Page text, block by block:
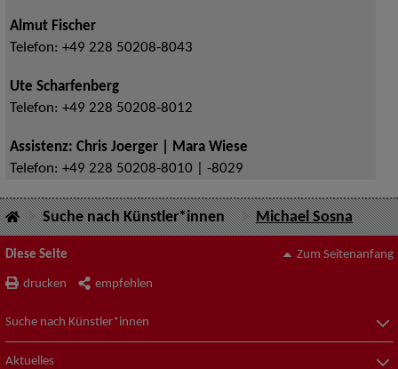
Almut Fischer
Telefon: +49 228 50208-8043
Ute Scharfenberg
Telefon: +49 228 50208-8012
Assistenz: Chris Joerger | Mara Wiese
Telefon: +49 228 50208-8010 | -8029
Suche nach Künstler*innen Michael Sosna
Diese Seite
drucken empfehlen
Zum Seitenanfang
Suche nach Künstler*innen
Aktuelles